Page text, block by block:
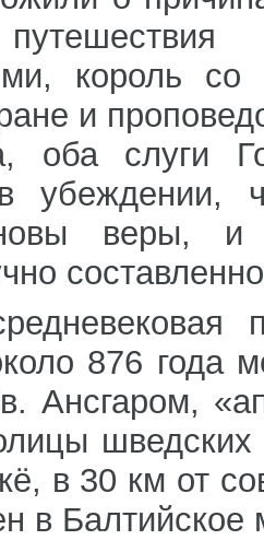
король со
и
оба слуги
убеждении,
веры, и
876 года
Ансгаром,
шведских
в 30 км от
в Балтийское